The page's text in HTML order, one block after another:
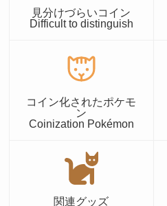
見分けづらいコイン
Difficult to distinguish
コイン化されたポケモ
ン
Coinization Pokémon
関連グッズ